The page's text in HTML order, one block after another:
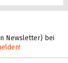
Newsletter) bei